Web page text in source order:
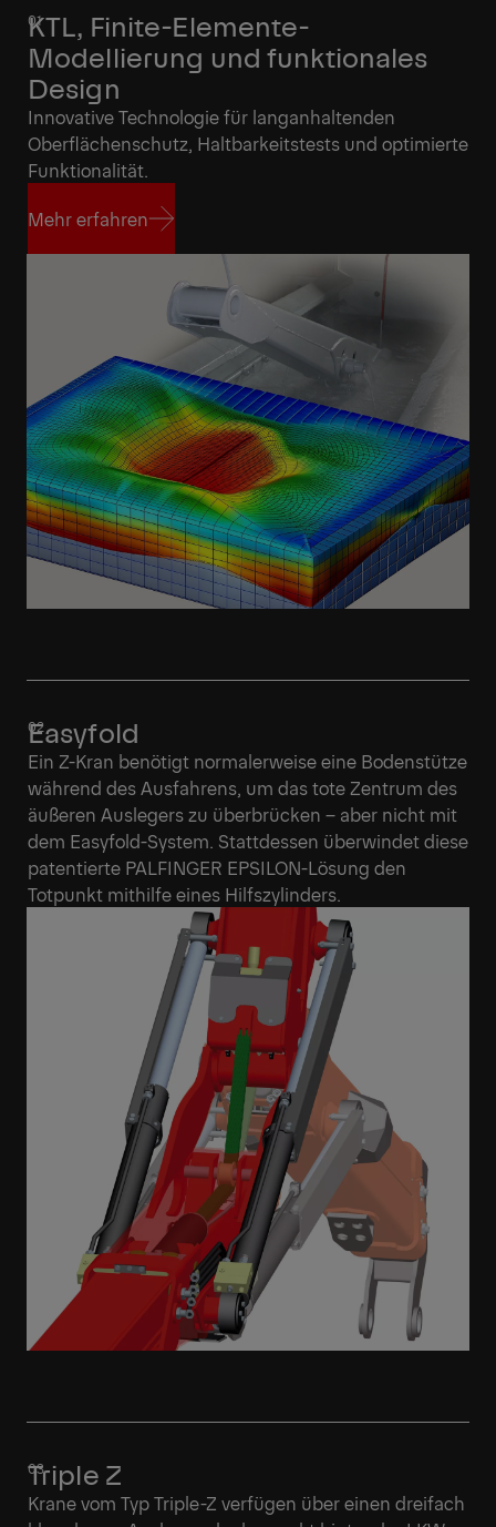
KTL, Finite-Elemente-
Modellierung und funktionales
Design
Innovative Technologie für langanhaltenden
Oberflächenschutz, Haltbarkeitstests und optimierte
Funktionalität.
Mehr erfahren
Easyfold
Ein Z-Kran benötigt normalerweise eine Bodenstütze
während des Ausfahrens, um das tote Zentrum des
äußeren Auslegers zu überbrücken – aber nicht mit
dem Easyfold-System. Stattdessen überwindet diese
patentierte PALFINGER EPSILON-Lösung den
Totpunkt mithilfe eines Hilfszylinders.
Triple Z
Krane vom Typ Triple-Z verfügen über einen dreifach